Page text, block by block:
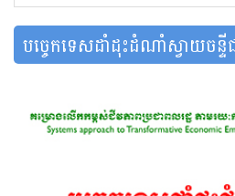
បច្ចេកទេសដាំដុះដំណាំស្វាយចន្ទី